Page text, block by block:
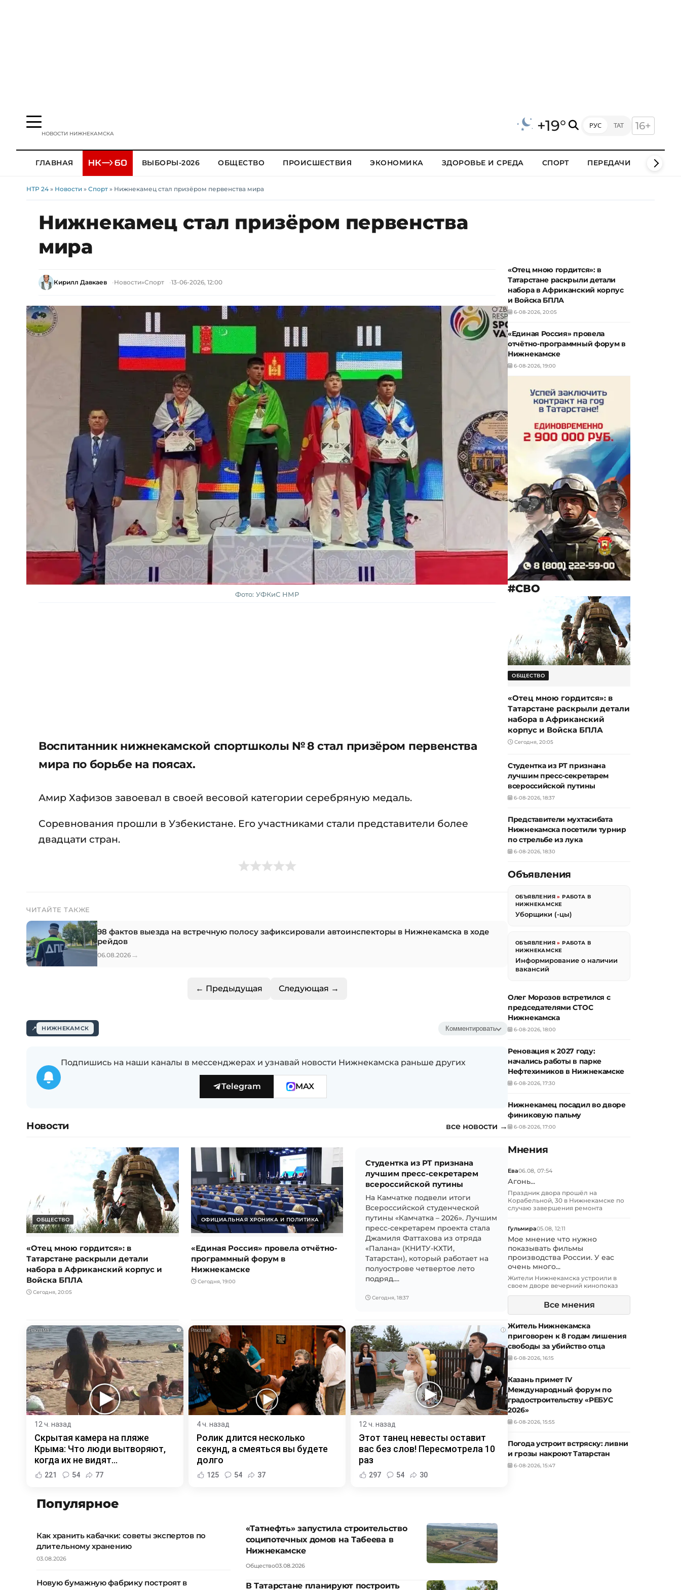
НОВОСТИ НИЖНЕКАМСКА +19° РУС ТАТ 16+
ГЛАВНАЯ ВЫБОРЫ-2026 ОБЩЕСТВО ПРОИСШЕСТВИЯ ЭКОНОМИКА ЗДОРОВЬЕ И СРЕДА СПОРТ ПЕРЕДАЧИ КЛИПЫ
НТР 24 » Новости » Спорт » Нижнекамец стал призёром первенства мира
Нижнекамец стал призёром первенства
мира
Кирилл Давкаев Новости»Спорт 13-06-2026, 12:00
Фото: УФКиС НМР
Воспитанник нижнекамской спортшколы № 8 стал призёром первенства
мира по борьбе на поясах.
Амир Хафизов завоевал в своей весовой категории серебряную медаль.
Соревнования прошли в Узбекистане. Его участниками стали представители более
двадцати стран.
ЧИТАЙТЕ ТАКЖЕ
98 фактов выезда на встречную полосу зафиксировали автоинспекторы в Нижнекамска в ходе
рейдов
06.08.2026 →
← Предыдущая Следующая →
НИЖНЕКАМСК Комментировать
Подпишись на наши каналы в мессенджерах и узнавай новости Нижнекамска раньше других
Telegram MAX
Новости все новости →
ОБЩЕСТВО
«Отец мною гордится»: в
Татарстане раскрыли детали
набора в Африканский корпус и
Войска БПЛА
Сегодня, 20:05
ОФИЦИАЛЬНАЯ ХРОНИКА И ПОЛИТИКА
«Единая Россия» провела отчётно-
программный форум в
Нижнекамске
Сегодня, 19:00
Студентка из РТ признана
лучшим пресс-секретарем
всероссийской путины
На Камчатке подвели итоги
Всероссийской студенческой
путины «Камчатка – 2026». Лучшим
пресс-секретарем проекта стала
Джамиля Фаттахова из отряда
«Палана» (КНИТУ-КХТИ,
Татарстан), который работает на
полуострове четвертое лето
подряд....
Сегодня, 18:37
i
12 ч. назад
Скрытая камера на пляже
Крыма: Что люди вытворяют,
когда их не видят...
221 54 77
i
4 ч. назад
Ролик длится несколько
секунд, а смеяться вы будете
долго
125 54 37
i
12 ч. назад
Этот танец невесты оставит
вас без слов! Пересмотрела 10
раз
297 54 30
Популярное
Как хранить кабачки: советы экспертов по
длительному хранению
03.08.2026
Новую бумажную фабрику построят в
«Татнефть» запустила строительство
соципотечных домов на Табеева в
Нижнекамске
Общество03.08.2026
В Татарстане планируют построить
«Отец мною гордится»: в
Татарстане раскрыли детали
набора в Африканский корпус
и Войска БПЛА
6-08-2026, 20:05
«Единая Россия» провела
отчётно-программный форум в
Нижнекамске
6-08-2026, 19:00
#СВО
ОБЩЕСТВО
«Отец мною гордится»: в
Татарстане раскрыли детали
набора в Африканский
корпус и Войска БПЛА
Сегодня, 20:05
Студентка из РТ признана
лучшим пресс-секретарем
всероссийской путины
6-08-2026, 18:37
Представители мухтасибата
Нижнекамска посетили турнир
по стрельбе из лука
6-08-2026, 18:30
Объявления
ОБЪЯВЛЕНИЯ »РАБОТА В
НИЖНЕКАМСКЕ
Уборщики (-цы)
ОБЪЯВЛЕНИЯ »РАБОТА В
НИЖНЕКАМСКЕ
Информирование о наличии
вакансий
Олег Морозов встретился с
председателями СТОС
Нижнекамска
6-08-2026, 18:00
Реновация к 2027 году:
начались работы в парке
Нефтехимиков в Нижнекамске
6-08-2026, 17:30
Нижнекамец посадил во дворе
финиковую пальму
6-08-2026, 17:00
Мнения
Ева06.08, 07:54
Агонь...
Праздник двора прошёл на
Корабельной, 30 в Нижнекамске по
случаю завершения ремонта
Гульмира05.08, 12:11
Мое мнение что нужно
показывать фильмы
производства России. У еас
очень много...
Жители Нижнекамска устроили в
своем дворе вечерний кинопоказ
Все мнения
Житель Нижнекамска
приговорен к 8 годам лишения
свободы за убийство отца
6-08-2026, 16:15
Казань примет IV
Международный форум по
градостроительству «РЕБУС
2026»
6-08-2026, 15:55
Погода устроит встряску: ливни
и грозы накроют Татарстан
6-08-2026, 15:47